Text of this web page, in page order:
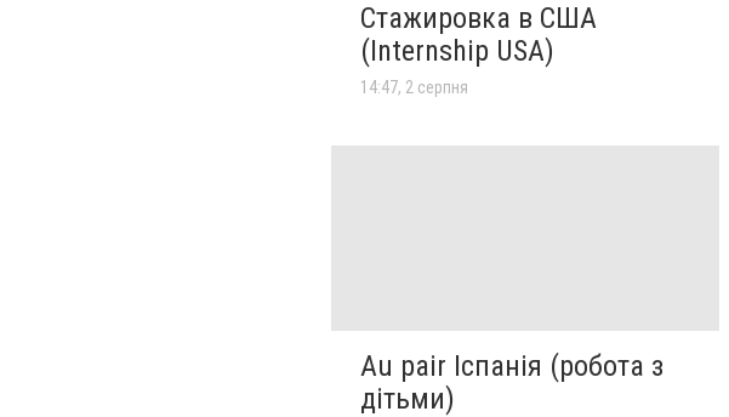
Стажировка в США
(Internship USA)
14:47, 2 серпня
Au pair Іспанія (робота з
дітьми)